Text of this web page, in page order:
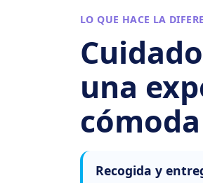
LO QUE HACE LA
una
cómoda
Recogida y